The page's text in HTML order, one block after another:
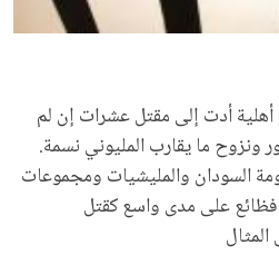
العام 2003 حرب أهلية أدت إلى مقتل عشرات إن لم
ونزوح ما يقارب المليوني نسمة.
السودان والمليشيات ومجموعات
فظائع على مدى واسع كقتل